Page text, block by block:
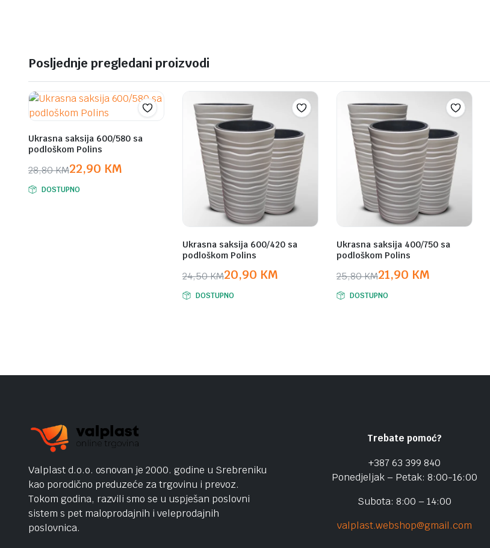
Posljednje pregledani proizvodi
Ukrasna saksija 600/580 sa
podloškom Polins
28,80KM
Original
price
22,90 KM
Current
price
DOSTUPNO
Ukrasna saksija 600/420 sa
podloškom Polins
24,50KM
Original
price
20,90 KM
Current
price
DOSTUPNO
Ukrasna saksija 400/750 sa
podloškom Polins
25,80KM
Original
price
21,90 KM
Current
price
DOSTUPNO
Valplast d.o.o. osnovan je 2000. godine u Srebreniku
kao porodično preduzeće za trgovinu i prevoz.
Tokom godina, razvili smo se u uspješan poslovni
sistem s pet maloprodajnih i veleprodajnih
poslovnica.
Trebate pomoć?
+387 63 399 840
Ponedjeljak – Petak: 8:00-16:00
Subota: 8:00 – 14:00
valplast.webshop@gmail.com